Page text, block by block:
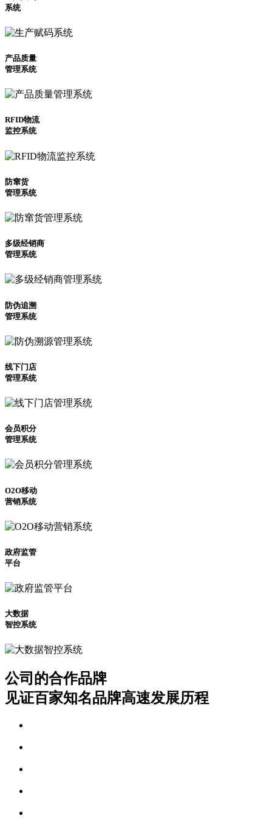
系统
产品质量
管理系统
RFID物流
监控系统
防窜货
管理系统
多级经销商
管理系统
防伪追溯
管理系统
线下门店
管理系统
会员积分
管理系统
O2O移动
营销系统
政府监管
平台
大数据
智控系统
公司的合作品牌
见证百家知名品牌高速发展历程